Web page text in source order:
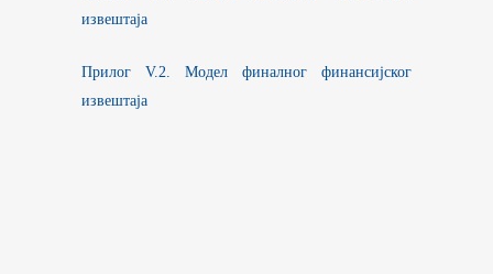
извештаја
Прилог V.2. Модел финалног финансијског
извештаја